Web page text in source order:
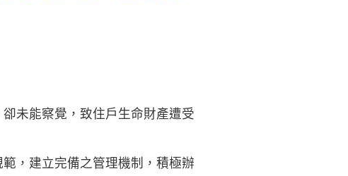
未能察覺，致住戶生命財產遭受
，建立完備之管理機制，積極辦